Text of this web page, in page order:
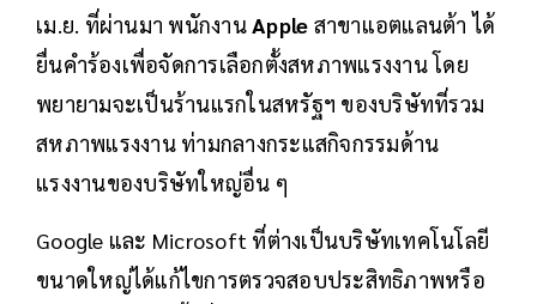
เม.ย. ที่ผ่านมา พนักงานApple สาขาแอตแลนต้า ได้
ยื่นคำร้องเพื่อจัดการเลือกตั้งสหภาพแรงงาน โดย
พยายามจะเป็นร้านแรกในสหรัฐฯ ของบริษัทที่รวม
สหภาพแรงงาน ท่ามกลางกระแสกิจกรรมด้าน
แรงงานของบริษัทใหญ่อื่น ๆ
Google และ Microsoft ที่ต่างเป็นบริษัทเทคโนโลยี
ขนาดใหญ่ได้แก้ไขการตรวจสอบประสิทธิภาพหรือ